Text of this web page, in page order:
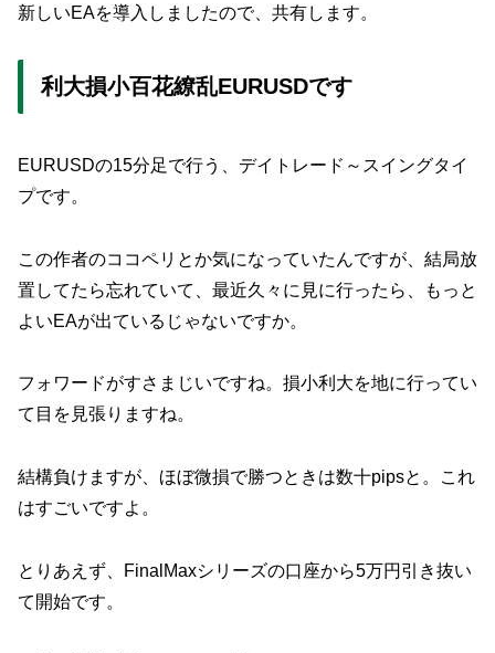
新しいEAを導入しましたので、共有します。
利大損小百花繚乱EURUSDです
EURUSDの15分足で行う、デイトレード～スイングタイ
プです。
この作者のココペリとか気になっていたんですが、結局放
置してたら忘れていて、最近久々に見に行ったら、もっと
よいEAが出ているじゃないですか。
フォワードがすさまじいですね。損小利大を地に行ってい
て目を見張りますね。
結構負けますが、ほぼ微損で勝つときは数十pipsと。これ
はすごいですよ。
とりあえず、FinalMaxシリーズの口座から5万円引き抜い
て開始です。